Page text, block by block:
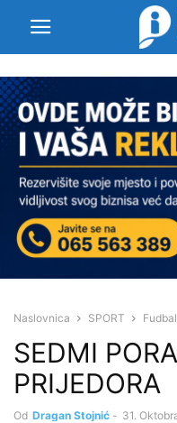
Naslovnica SPORT Fudbal
SEDMI
PRIJEDORA
Od Dragan Stojnić - 31.